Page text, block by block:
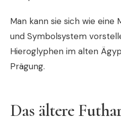
Man kann sie sich wie eine
und Symbolsystem
Hieroglyphen im alten
Prägung.
Das ältere